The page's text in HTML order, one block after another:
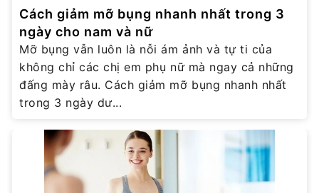
Cách giảm mỡ bụng nhanh nhất trong 3
ngày cho nam và nữ
Mỡ bụng vẫn luôn là nỗi ám ảnh và tự ti của
không chỉ các chị em phụ nữ mà ngay cả những
đấng mày râu. Cách giảm mỡ bụng nhanh nhất
trong 3 ngày dư...